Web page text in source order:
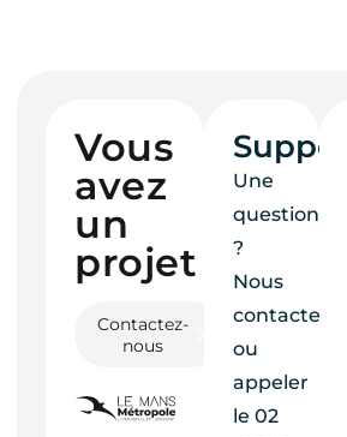
Vous
avez
un
projet ?
Contactez-
nous
Support
Une
question
?
Nous
contacter
ou
appeler
le02